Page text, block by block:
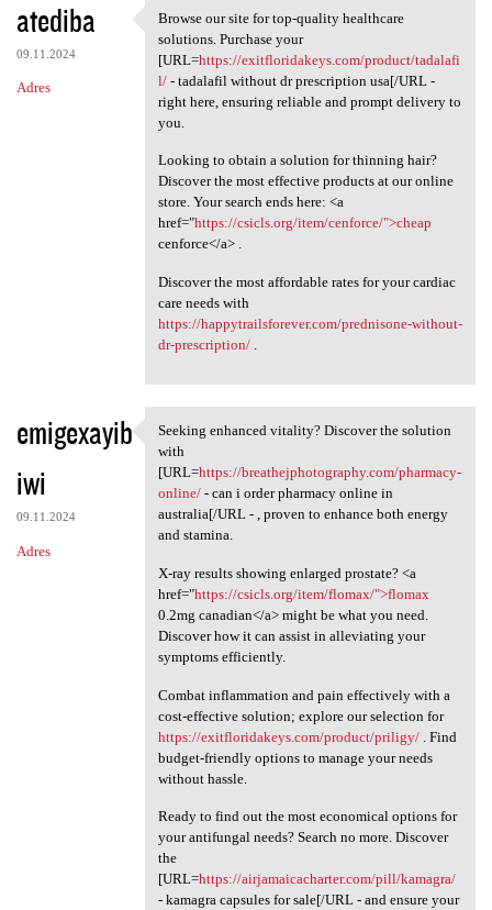
atediba
09.11.2024
Adres
Browse our site for top
Browse our site for top-quality healthcare
solutions. Purchase your
[URL=https://exitfloridakeys.com/product/tadalafi
l/- tadalafil without dr prescription usa[/URL -
right here, ensuring reliable and prompt delivery to
you.
Looking to obtain a solution for thinning hair?
Discover the most effective products at our online
store. Your search ends here: <a
href="https://csicls.org/item/cenforce/">cheap
cenforce</a> .
Discover the most affordable rates for your cardiac
care needs with
https://happytrailsforever.com/prednisone-without-
dr-prescription/.
emigexayib
iwi
09.11.2024
Adres
Seeking enhanced vitality?
Seeking enhanced vitality? Discover the solution
with
[URL=https://breathejphotography.com/pharmacy-
online/- can i order pharmacy online in
australia[/URL - , proven to enhance both energy
and stamina.
X-ray results showing enlarged prostate? <a
href="https://csicls.org/item/flomax/">flomax
0.2mg canadian</a> might be what you need.
Discover how it can assist in alleviating your
symptoms efficiently.
Combat inflammation and pain effectively with a
cost-effective solution; explore our selection for
https://exitfloridakeys.com/product/priligy/. Find
budget-friendly options to manage your needs
without hassle.
Ready to find out the most economical options for
your antifungal needs? Search no more. Discover
the
[URL=https://airjamaicacharter.com/pill/kamagra/
- kamagra capsules for sale[/URL - and ensure your